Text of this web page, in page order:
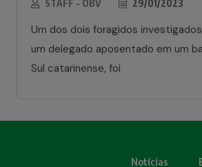
STAFF - OBV 29/01/2023
Um dos dois foragidos
um delegado aposentado em um
Sul catarinense, foi
Notícias